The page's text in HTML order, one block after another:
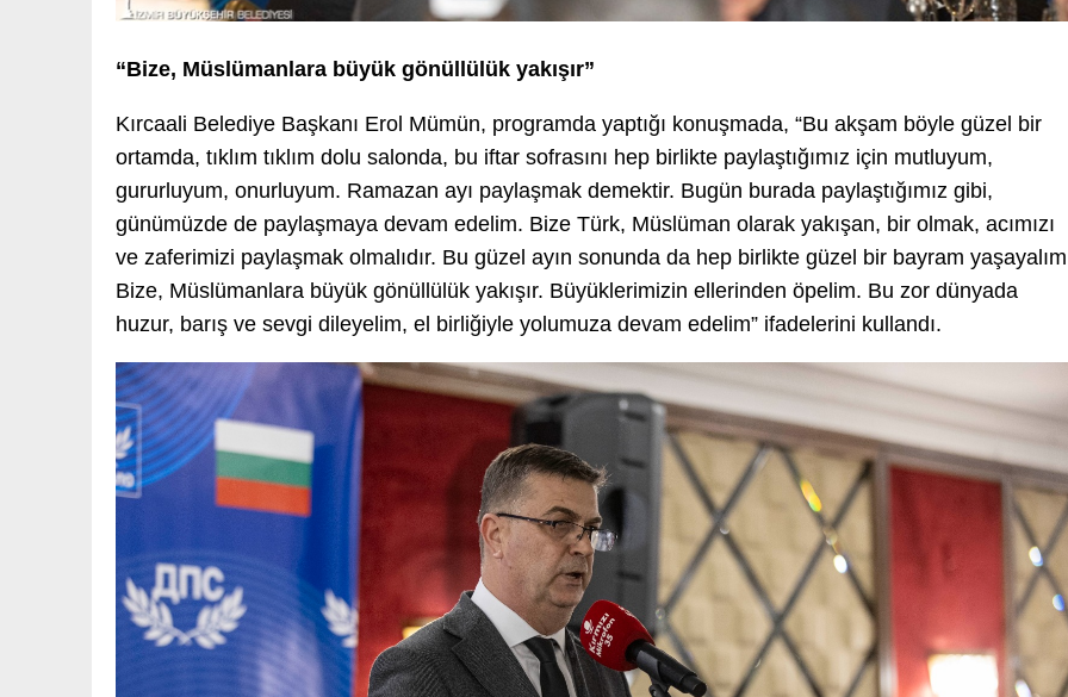
“Bize, Müslümanlara büyük gönüllülük yakışır”
Kırcaali Belediye Başkanı Erol Mümün, programda yaptığı konuşmada, “Bu akşam böyle güzel bir
ortamda, tıklım tıklım dolu salonda, bu iftar sofrasını hep birlikte paylaştığımız için mutluyum,
gururluyum, onurluyum. Ramazan ayı paylaşmak demektir. Bugün burada paylaştığımız gibi,
günümüzde de paylaşmaya devam edelim. Bize Türk, Müslüman olarak yakışan, bir olmak, acımızı
ve zaferimizi paylaşmak olmalıdır. Bu güzel ayın sonunda da hep birlikte güzel bir bayram
Bize, Müslümanlara büyük gönüllülük yakışır. Büyüklerimizin ellerinden öpelim. Bu zor dünyada
huzur, barış ve sevgi dileyelim, el birliğiyle yolumuza devam edelim” ifadelerini kullandı.